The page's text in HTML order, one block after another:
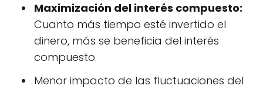
Maximización del interés compuesto:
Cuanto más tiempo esté invertido el
dinero, más se beneficia del interés
compuesto.
Menor impacto de las fluctuaciones del